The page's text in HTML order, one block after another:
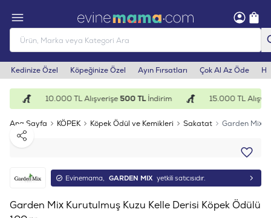
Kedinize Özel Köpeğinize Özel Ayın Fırsatları Çok Al Az Öde
10.000 TL Alışverişe500 TLİndirim 15.000 TL
Ana Sayfa KÖPEK Köpek Ödül ve Kemikleri Sakatat
Garden Mix
Paylaş
Evinemama, GARDEN MIX yetkili satıcısıdır.
Garden Mix Kurutulmuş Kuzu Kelle Derisi Köpek Ödülü